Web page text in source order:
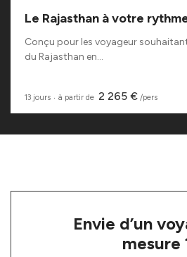
Le Rajasthan à votre
Conçu pour les voyageur
du Rajasthan en...
13 jours ‧ à partir de 2 265 € /pers
Envie d’un
mesure